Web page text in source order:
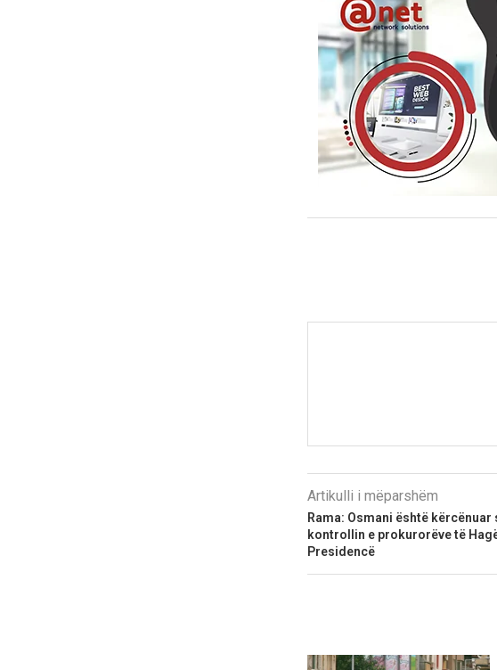
Artikulli i mëparshëm
Rama: Osmani është kërcënuar
kontrollin e prokurorëve të
Presidencë